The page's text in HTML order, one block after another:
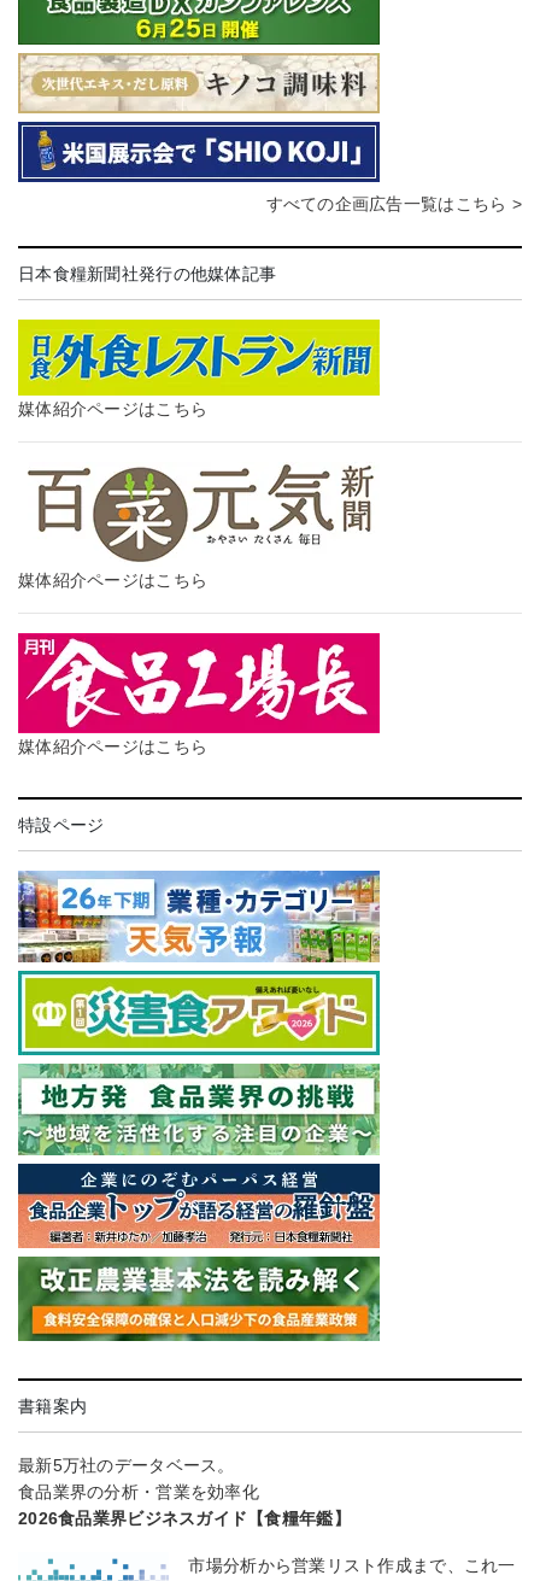
すべての企画広告一覧はこちら >
日本食糧新聞社発行の他媒体記事
媒体紹介ページはこちら
媒体紹介ページはこちら
媒体紹介ページはこちら
特設ページ
書籍案内
最新5万社のデータベース。
食品業界の分析・営業を効率化
2026食品業界ビジネスガイド【食糧年鑑】
市場分析から営業リスト作成まで、これ一